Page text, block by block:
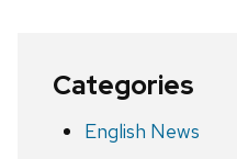
Categories
English News